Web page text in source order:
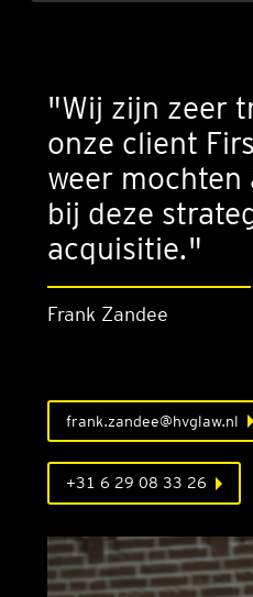
"Wij zijn zeer
onze client
weer mochten
bij deze
acquisitie."
Frank Zandee
frank.zandee@hvglaw.nl
+31 6 29 08 33 26